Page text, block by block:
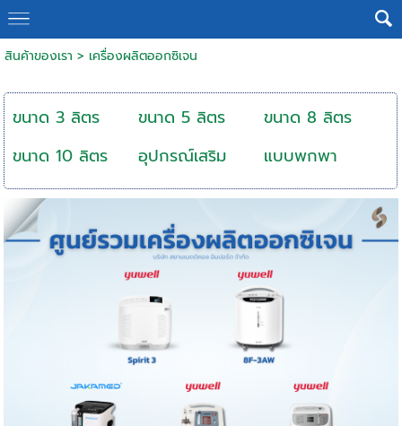
สินค้าของเรา > เครื่องผลิตออกซิเจน
ขนาด 3 ลิตร ขนาด 5 ลิตร
ขนาด 8 ลิตร
ขนาด 10 ลิตร
อุปกรณ์เสริม แบบพกพา